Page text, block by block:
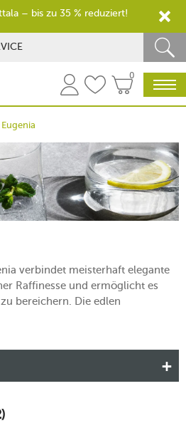
0
Eugenia
verbindet meisterhaft elegante
Raffinesse und ermöglicht es
bereichern. Die edlen
umgibt sowohl in modernen als
Kollektion zeichnet sich durch ihre
doch ausdrucksstarke
erfahren!
– bis zu 35 % reduziert!